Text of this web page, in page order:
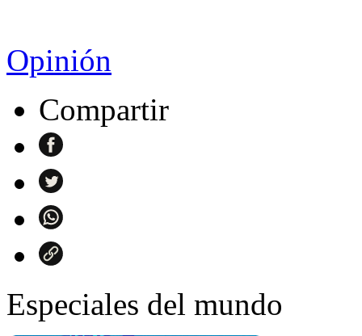
Opinión
Compartir
Especiales del mundo